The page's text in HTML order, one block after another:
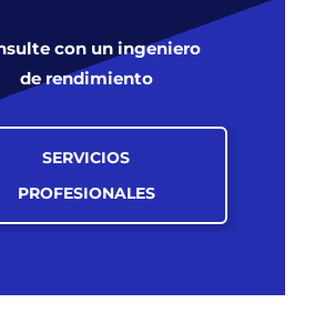
con un ingeniero
de rendimiento
SERVICIOS
PROFESIONALES